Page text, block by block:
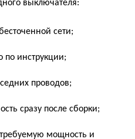
выключателя:
сети;
по инструкции;
проводов;
сразу после сборки;
мощность и